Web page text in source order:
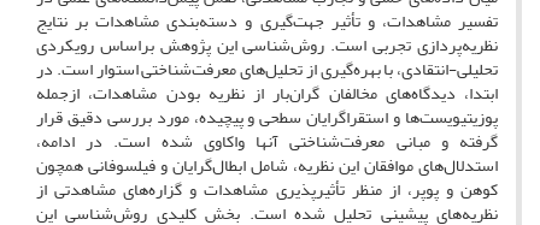
تفسیر مشاهدات، و تأثیر جهت‌گیری و دسته‌بندی مشاهدات بر نتایج
نظریه‌پردازی تجربی است. روش‌شناسی این پژوهش براساس رویکردی
تحلیلی-انتقادی، با بهره‌گیری از تحلیل‌‌های معرفت‌شناختی استوار است. در
ابتدا، دیدگاه‌های مخالفان گران‌بار از نظریه بودن مشاهدات، ازجمله
پوزیتیویست‌ها و استقراگرایان سطحی و پیچیده، مورد بررسی دقیق قرار
گرفته و مبانی معرفت‌شناختی آنها واکاوی شده است. در ادامه،
استدلال‌های موافقان این نظریه، شامل ابطال‌گرایان و فیلسوفانی همچون
کوهن و پوپر، از منظر تأثیرپذیری مشاهدات و گزاره‌های مشاهدتی از
نظریه‌های پیشینی تحلیل شده است. بخش کلیدی روش‌شناسی این